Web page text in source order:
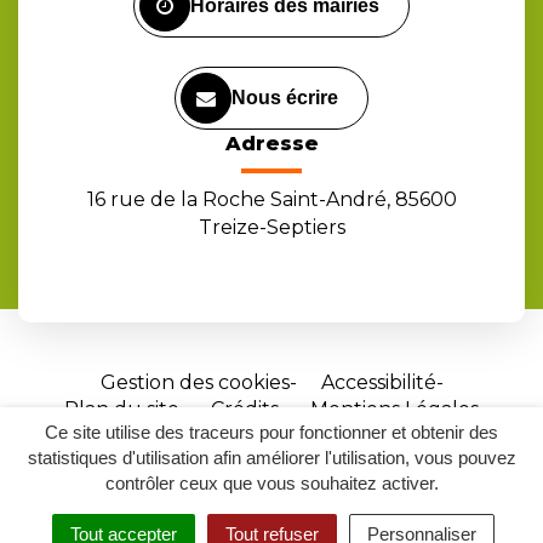
Ce site utilise des traceurs pour fonctionner et obtenir des
statistiques d'utilisation afin améliorer l'utilisation, vous pouvez
contrôler ceux que vous souhaitez activer.
Tout accepter Tout refuser Personnaliser
Horaires des mairies
Nous écrire
Adresse
16 rue de la Roche Saint-André, 85600
Treize-Septiers
Gestion des cookies
Accessibilité
Plan du site
Crédits
Mentions Légales
Site
réalisé
par
Inovagora